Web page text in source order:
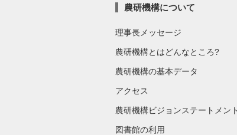
農研機構について
理事長メッセージ
農研機構とはどんなところ?
農研機構の基本データ
アクセス
農研機構ビジョンステートメント
図書館の利用